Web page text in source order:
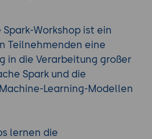
Workshop ist ein
Teilnehmenden eine
in die Verarbeitung großer
Spark und die
Learning-Modellen
lernen die